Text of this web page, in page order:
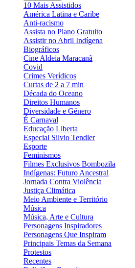
10 Mais Assistidos
América Latina e Caribe
Anti-racismo
Assista no Plano Gratuito
Assistir no Abril Indígena
Biográficos
Cine Aldeia Maracanã
Covid
Crimes Verídicos
Curtas de 2 a 7 min
Década do Oceano
Direitos Humanos
Diversidade e Gênero
É Carnaval
Educação Liberta
Especial Silvio Tendler
Esporte
Feminismos
Filmes Exclusivos Bombozila
Indígenas: Futuro Ancestral
Jornada Contra Violência
Justiça Climática
Meio Ambiente e Território
Música
Música, Arte e Cultura
Personagens Inspiradores
Personagens Que Inspiram
Principais Temas da Semana
Protestos
Recentes